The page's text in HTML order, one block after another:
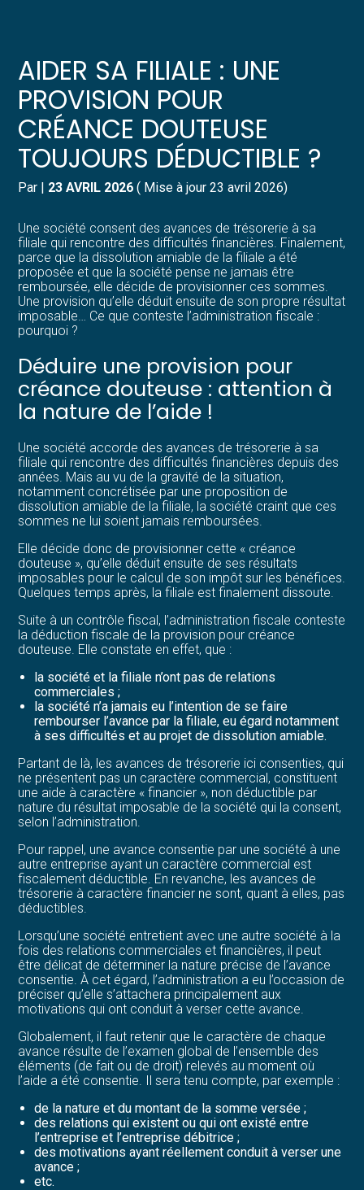
Gérer votre quotidien
Piloter votre entreprise
Développer votre entreprise
Structurer votre croissance
Être prêt pour la facturation
électronique
Suivre votre comptabilité
Gérer vos ressources humaines
Dématérialiser vos documents
AIDER SA FILIALE : UNE
PROVISION POUR
CRÉANCE DOUTEUSE
TOUJOURS DÉDUCTIBLE ?
Par | 23 AVRIL 2026 ( Mise à jour 23 avril 2026)
Une société consent des avances de trésorerie à sa
filiale qui rencontre des difficultés financières. Finalement,
parce que la dissolution amiable de la filiale a été
proposée et que la société pense ne jamais être
remboursée, elle décide de provisionner ces sommes.
Une provision qu’elle déduit ensuite de son propre résultat
imposable… Ce que conteste l’administration fiscale :
pourquoi ?
Déduire une provision pour
créance douteuse : attention à
la nature de l’aide !
Une société accorde des avances de trésorerie à sa
filiale qui rencontre des difficultés financières depuis des
années. Mais au vu de la gravité de la situation,
notamment concrétisée par une proposition de
dissolution amiable de la filiale, la société craint que ces
sommes ne lui soient jamais remboursées.
Elle décide donc de provisionner cette « créance
douteuse », qu’elle déduit ensuite de ses résultats
imposables pour le calcul de son impôt sur les bénéfices.
Quelques temps après, la filiale est finalement dissoute.
Suite à un contrôle fiscal, l’administration fiscale conteste
la déduction fiscale de la provision pour créance
douteuse. Elle constate en effet, que :
la société et la filiale n’ont pas de relations
commerciales ;
la société n’a jamais eu l’intention de se faire
rembourser l’avance par la filiale, eu égard notamment
à ses difficultés et au projet de dissolution amiable.
Partant de là, les avances de trésorerie ici consenties, qui
ne présentent pas un caractère commercial, constituent
une aide à caractère « financier », non déductible par
nature du résultat imposable de la société qui la consent,
selon l’administration.
Pour rappel, une avance consentie par une société à une
autre entreprise ayant un caractère commercial est
fiscalement déductible. En revanche, les avances de
trésorerie à caractère financier ne sont, quant à elles, pas
déductibles.
Lorsqu’une société entretient avec une autre société à la
fois des relations commerciales et financières, il peut
être délicat de déterminer la nature précise de l’avance
consentie. À cet égard, l’administration a eu l’occasion de
préciser qu’elle s’attachera principalement aux
motivations qui ont conduit à verser cette avance.
Globalement, il faut retenir que le caractère de chaque
avance résulte de l’examen global de l’ensemble des
éléments (de fait ou de droit) relevés au moment où
l’aide a été consentie. Il sera tenu compte, par exemple :
de la nature et du montant de la somme versée ;
des relations qui existent ou qui ont existé entre
l’entreprise et l’entreprise débitrice ;
des motivations ayant réellement conduit à verser une
avance ;
etc.